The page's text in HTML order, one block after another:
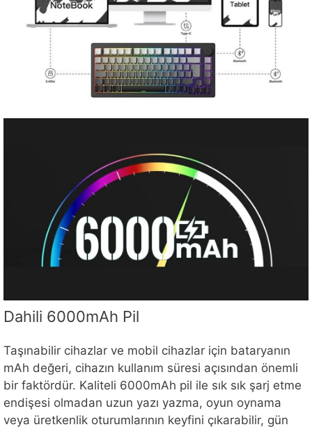
Dahili 6000mAh Pil
Taşınabilir cihazlar ve mobil cihazlar için bataryanın
mAh değeri, cihazın kullanım süresi açısından önemli
bir faktördür. Kaliteli 6000mAh pil ile sık sık şarj etme
endişesi olmadan uzun yazı yazma, oyun oynama
veya üretkenlik oturumlarının keyfini çıkarabilir, gün